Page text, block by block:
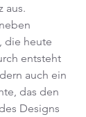
aus.
die heute
entsteht
auch ein
das den
Designs